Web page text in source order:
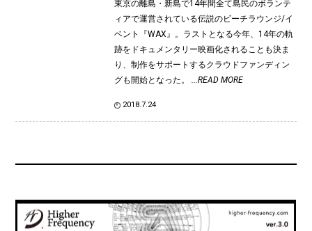
東京の離島・新島で14年間全て島民のボランテ
ィアで運営されている伝説のビーチラウンジ/イ
ベント『WAX』。ラストとなる今年、14年の軌
跡をドキュメンタリー映画化されることも決ま
り、制作をサポートするクラウドファンディン
グも開始となった。 ...READ MORE
2018.7.24